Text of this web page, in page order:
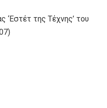
‘Eστέτ της Tέχνης’ του